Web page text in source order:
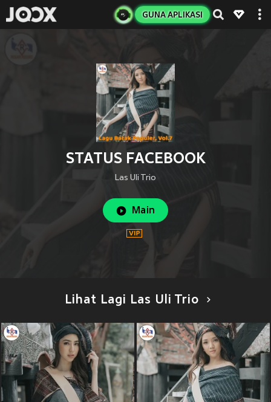
GUNA APLIKASI
STATUS FACEBOOK
Las Uli Trio
Main
Lihat Lagi Las Uli Trio